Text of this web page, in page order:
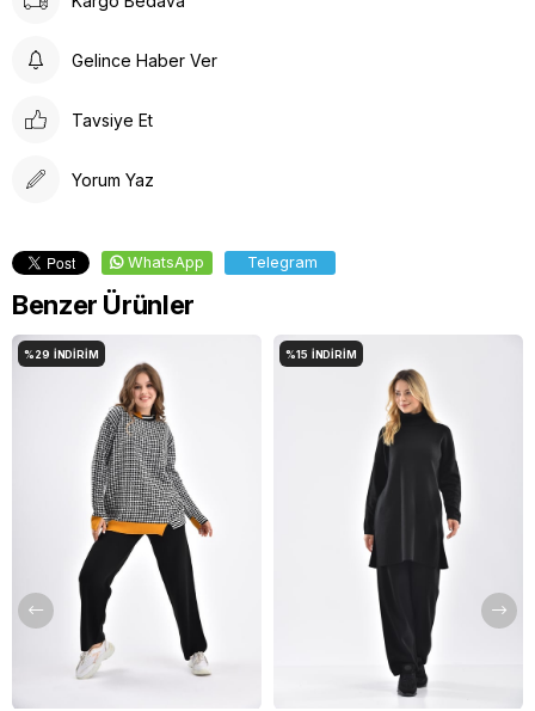
Çamaşır Suyu Kullanmayınız
Gelince Haber Ver
Tavsiye Et
Yorum Yaz
WhatsApp Telegram
Benzer Ürünler
%29 İNDIRIM %15 İNDIRIM